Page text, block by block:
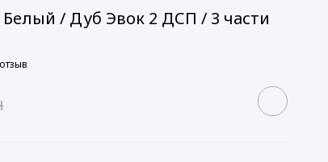
/ Дуб Эвок 2 ДСП / 3 части